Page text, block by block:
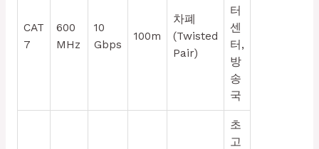
CAT
7
600
MHz
10
Gbps
100m
차폐
(Twisted
Pair)
터
센
터,
방
송
국
초
고